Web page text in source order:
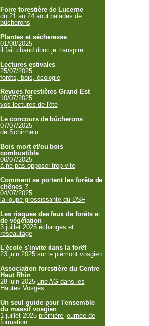
Foire forestière de Lucerne
du 21 au 24 aout balades de
bûcherons
Plantes et sécheresse
01/08/2025
il fait chaud donc je transpire
Lectures estivales
25/07/2025
forêts, bois, écologie
Revues forestières Grand Est
10/07/2025
vos lectures de l'été
Le concours de bûcherons
07/07/2025
de Schirrhein
Bois mort et/ou bois
combustible
06/07/2025
à ne pas opposer trop vite
Comment se portent les forêts de
chênes ?
04/07/2025
la loupe grossissante du DSF
Les risques des feux de forêts et
de végétation
3 juillet 2025 échanges et
réseautage
L'école s'invite dans la forêt
23 juin 2025 sur le piémont vosgien
Association forestière du Centre
Haut Rhin
28 juin 2025 une AG dans les
Hautes Vosges
Un seul guide pour l'ensemble
du massif vosgien
1 juillet 2025 première journée de
formation